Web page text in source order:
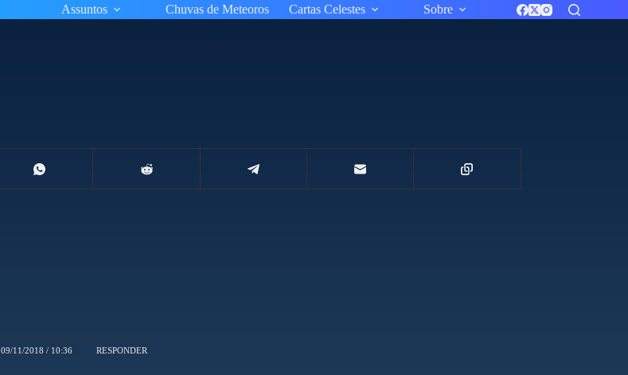
Assuntos Chuvas de Meteoros Cartas Celestes Sobre
09/11/2018 / 10:36 RESPONDER